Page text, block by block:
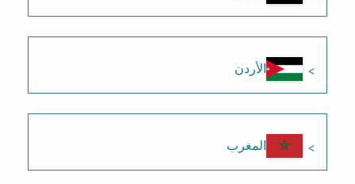
الأردن
المغرب